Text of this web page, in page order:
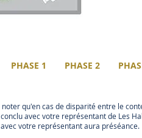
PHASE 1 PHASE 2
qu'en cas de disparité entre le
avec votre représentant de Les
votre représentant aura préséance.